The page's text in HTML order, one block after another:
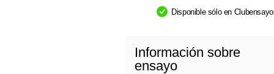
Disponible sólo en
Información sobre
ensayo